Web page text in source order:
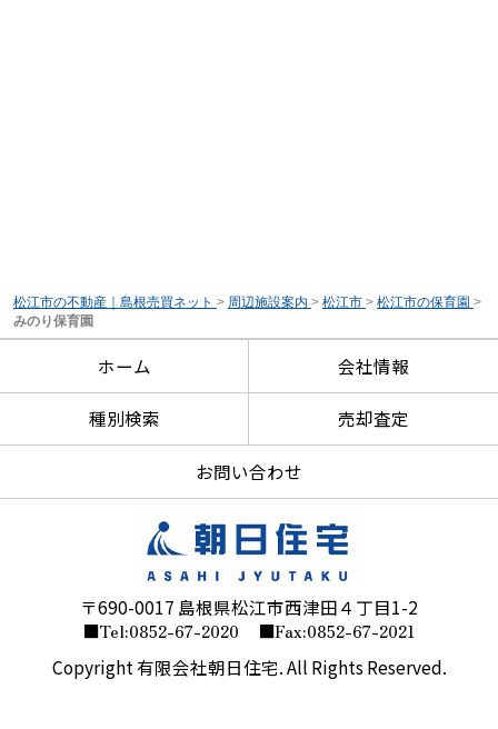
松江市の不動産｜島根売買ネット > 周辺施設案内 > 松江市 > 松江市の保育園 >
みのり保育園
ホーム 会社情報
種別検索 売却査定
お問い合わせ
〒690-0017 島根県松江市西津田４丁目1-2
■Tel:0852-67-2020 ■Fax:0852-67-2021
Copyright 有限会社朝日住宅. All Rights Reserved.